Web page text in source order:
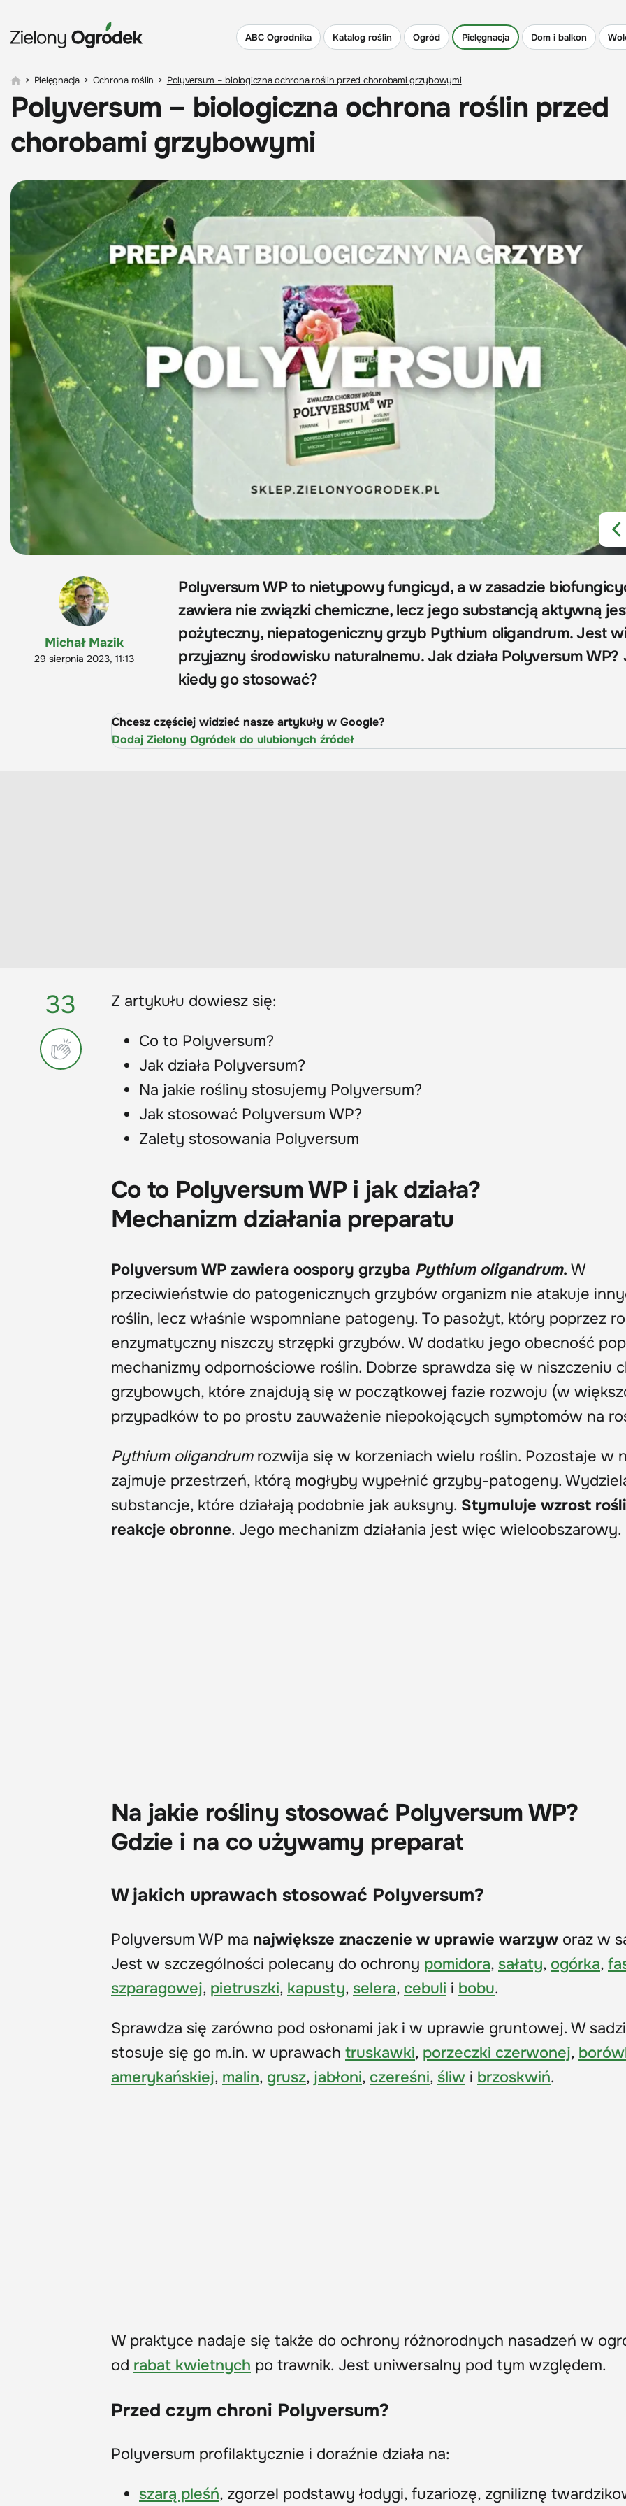
ABC Ogrodnika Katalog roślin Ogród Pielęgnacja Dom i balkon
> Pielęgnacja > Ochrona roślin > Polyversum – biologiczna ochrona roślin przed chorobami grzybowymi
Polyversum – biologiczna ochrona roślin przed
chorobami grzybowymi
Michał Mazik
29 sierpnia 2023, 11:13
Polyversum WP to nietypowy fungicyd, a w zasadzie
zawiera nie związki chemiczne, lecz jego substancją aktywną
pożyteczny, niepatogeniczny grzyb Pythium oligandrum. Jest
przyjazny środowisku naturalnemu. Jak działa Polyversum WP?
kiedy go stosować?
Chcesz częściej widzieć nasze artykuły w Google?
Dodaj Zielony Ogródek do ulubionych źródeł
33 Z artykułu dowiesz się:
Co to Polyversum?
Jak działa Polyversum?
Na jakie rośliny stosujemy Polyversum?
Jak stosować Polyversum WP?
Zalety stosowania Polyversum
Co to Polyversum WP i jak działa?
Mechanizm działania preparatu
Polyversum WP zawiera oospory grzyba Pythium oligandrum. W
przeciwieństwie do patogenicznych grzybów organizm nie atakuje
roślin, lecz właśnie wspomniane patogeny. To pasożyt, który poprzez
enzymatyczny niszczy strzępki grzybów. W dodatku jego obecność
mechanizmy odpornościowe roślin. Dobrze sprawdza się w niszczeniu
grzybowych, które znajdują się w początkowej fazie rozwoju (w
przypadków to po prostu zauważenie niepokojących symptomów na
Pythium oligandrumrozwija się w korzeniach wielu roślin. Pozostaje w
zajmuje przestrzeń, którą mogłyby wypełnić grzyby-patogeny.
substancje, które działają podobnie jak auksyny. Stymuluje wzrost
reakcje obronne. Jego mechanizm działania jest więc wieloobszarowy.
Na jakie rośliny stosować Polyversum WP?
Gdzie i na co używamy preparat
W jakich uprawach stosować Polyversum?
Polyversum WP ma największe znaczenie w uprawie warzyw oraz w
Jest w szczególności polecany do ochrony pomidora, sałaty, ogórka,
szparagowej, pietruszki, kapusty, selera, cebuli i bobu.
Sprawdza się zarówno pod osłonami jak i w uprawie gruntowej. W
stosuje się go m.in. w uprawach truskawki, porzeczki czerwonej,
amerykańskiej, malin, grusz, jabłoni, czereśni, śliw i brzoskwiń.
W praktyce nadaje się także do ochrony różnorodnych nasadzeń w
od rabat kwietnych po trawnik. Jest uniwersalny pod tym względem.
Przed czym chroni Polyversum?
Polyversum profilaktycznie i doraźnie działa na:
szarą pleśń, zgorzel podstawy łodygi, fuzariozę, zgniliznę